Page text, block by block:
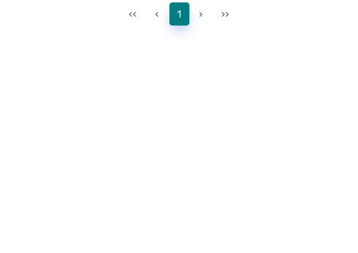
‹‹ ‹ 1 › ››